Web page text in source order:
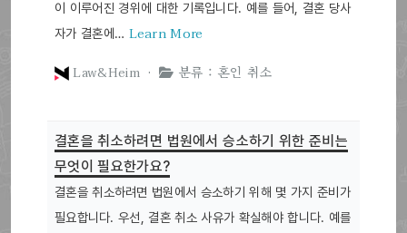
이 이루어진 경위에 대한 기록입니다. 예를 들어, 결혼 당사
자가 결혼에… Learn More
Law&Heim ·
분류 : 혼인 취소
결혼을 취소하려면 법원에서 승소하기 위한 준비는
무엇이 필요한가요?
결혼을 취소하려면 법원에서 승소하기 위해 몇 가지 준비가
필요합니다. 우선, 결혼 취소 사유가 확실해야 합니다. 예를